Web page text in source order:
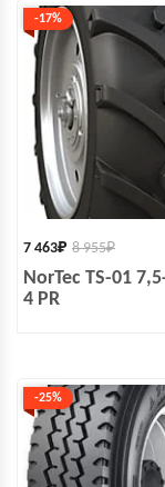
-17%
8 955₽
7 463₽
NorTec TS-01
4 PR
-25%